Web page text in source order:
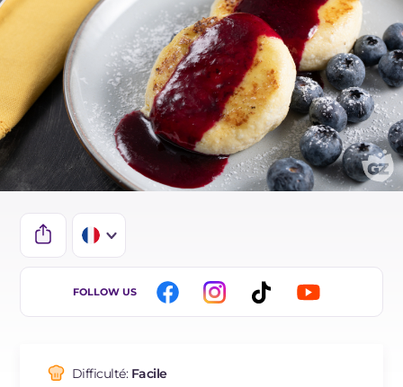
IT
ES
FOLLOW US
Difficulté: Facile